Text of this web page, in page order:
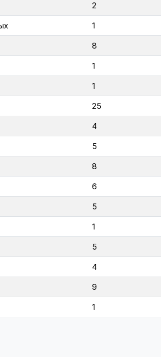
2
1
8
1
1
25
4
5
8
6
5
1
5
4
9
1